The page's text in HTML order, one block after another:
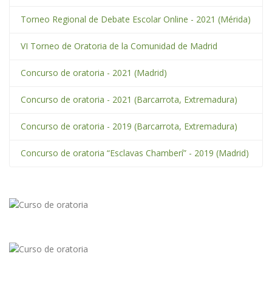
Torneo Regional de Debate Escolar Online - 2021 (Mérida)
VI Torneo de Oratoria de la Comunidad de Madrid
Concurso de oratoria - 2021 (Madrid)
Concurso de oratoria - 2021 (Barcarrota, Extremadura)
Concurso de oratoria - 2019 (Barcarrota, Extremadura)
Concurso de oratoria “Esclavas Chamberí” - 2019 (Madrid)